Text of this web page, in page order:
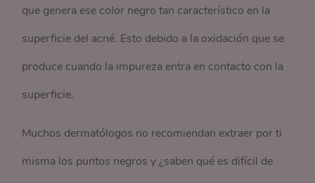
que genera ese color negro tan característico en la
superficie del acné. Esto debido a la oxidación que se
produce cuando la impureza entra en contacto con la
superficie.
Muchos dermatólogos no recomiendan extraer por ti
misma los puntos negros y ¿saben qué es difícil de